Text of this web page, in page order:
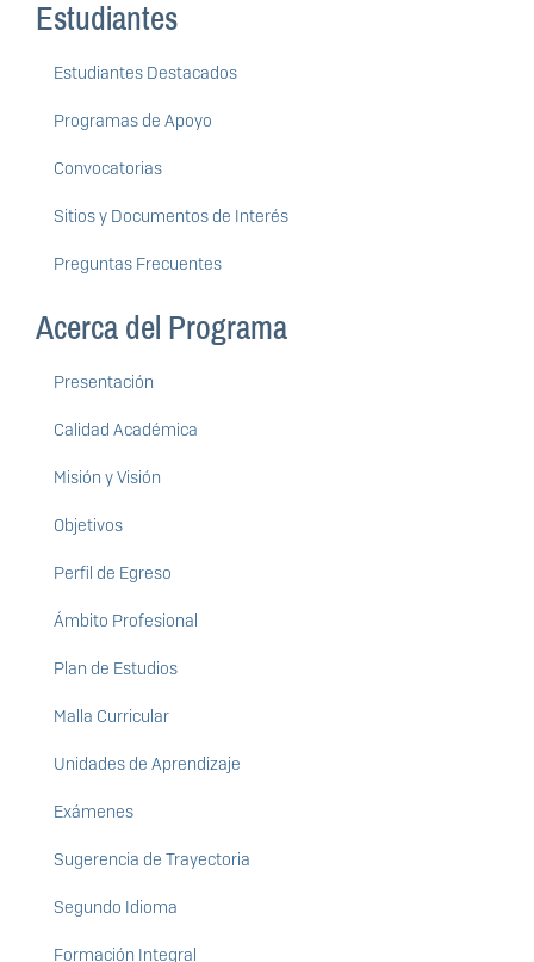
Estudiantes
Estudiantes Destacados
Programas de Apoyo
Convocatorias
Sitios y Documentos de Interés
Preguntas Frecuentes
Acerca del Programa
Presentación
Calidad Académica
Misión y Visión
Objetivos
Perfil de Egreso
Ámbito Profesional
Plan de Estudios
Malla Curricular
Unidades de Aprendizaje
Exámenes
Sugerencia de Trayectoria
Segundo Idioma
Formación Integral